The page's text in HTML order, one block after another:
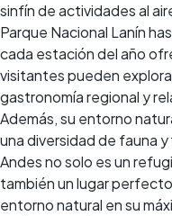
sinfín de actividades al
Parque Nacional Lanín
cada estación del año
visitantes pueden
gastronomía regional y
Además, su entorno
una diversidad de fauna
Andes no solo es un
también un lugar
entorno natural en su